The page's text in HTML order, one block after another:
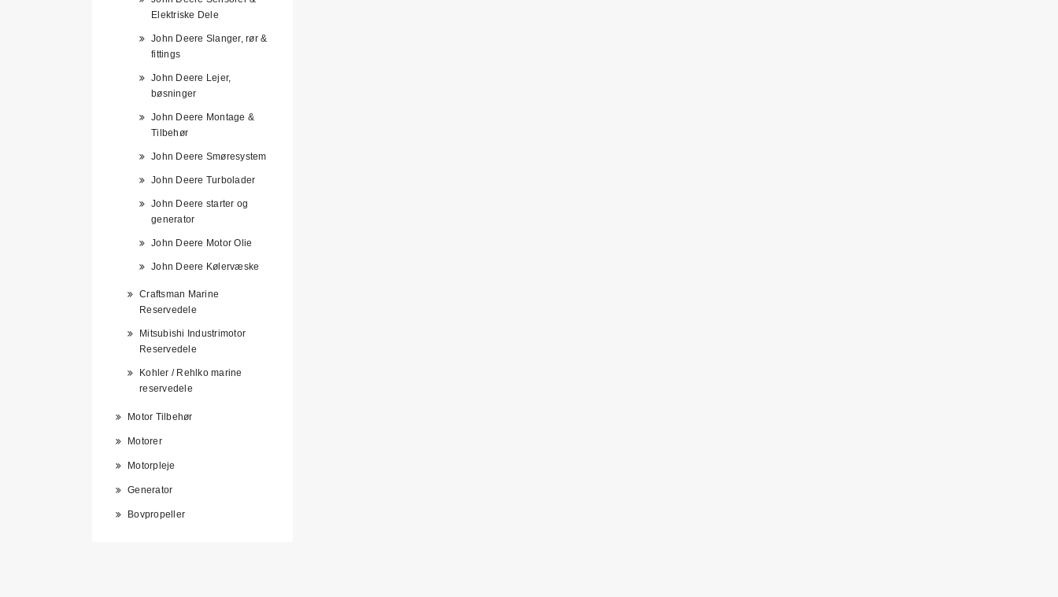
Elektriske Dele
John Deere Slanger, rør &
fittings
John Deere Lejer,
bøsninger
John Deere Montage &
Tilbehør
John Deere Smøresystem
John Deere Turbolader
John Deere starter og
generator
John Deere Motor Olie
John Deere Kølervæske
Craftsman Marine
Reservedele
Mitsubishi Industrimotor
Reservedele
Kohler / Rehlko marine
reservedele
Motor Tilbehør
Motorer
Motorpleje
Generator
Bovpropeller